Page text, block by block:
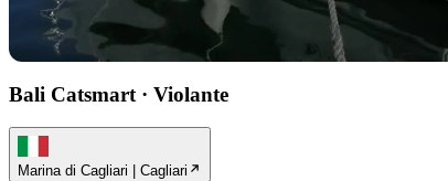
Bali Catsmart · Violante
Marina di Cagliari | Cagliari